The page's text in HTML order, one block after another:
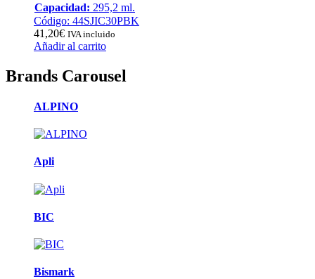
Capacidad: 295,2 ml.
Código: 44SJIC30PBK
41,20€ IVA incluido
Añadir al carrito
Brands Carousel
ALPINO
Apli
BIC
Bismark